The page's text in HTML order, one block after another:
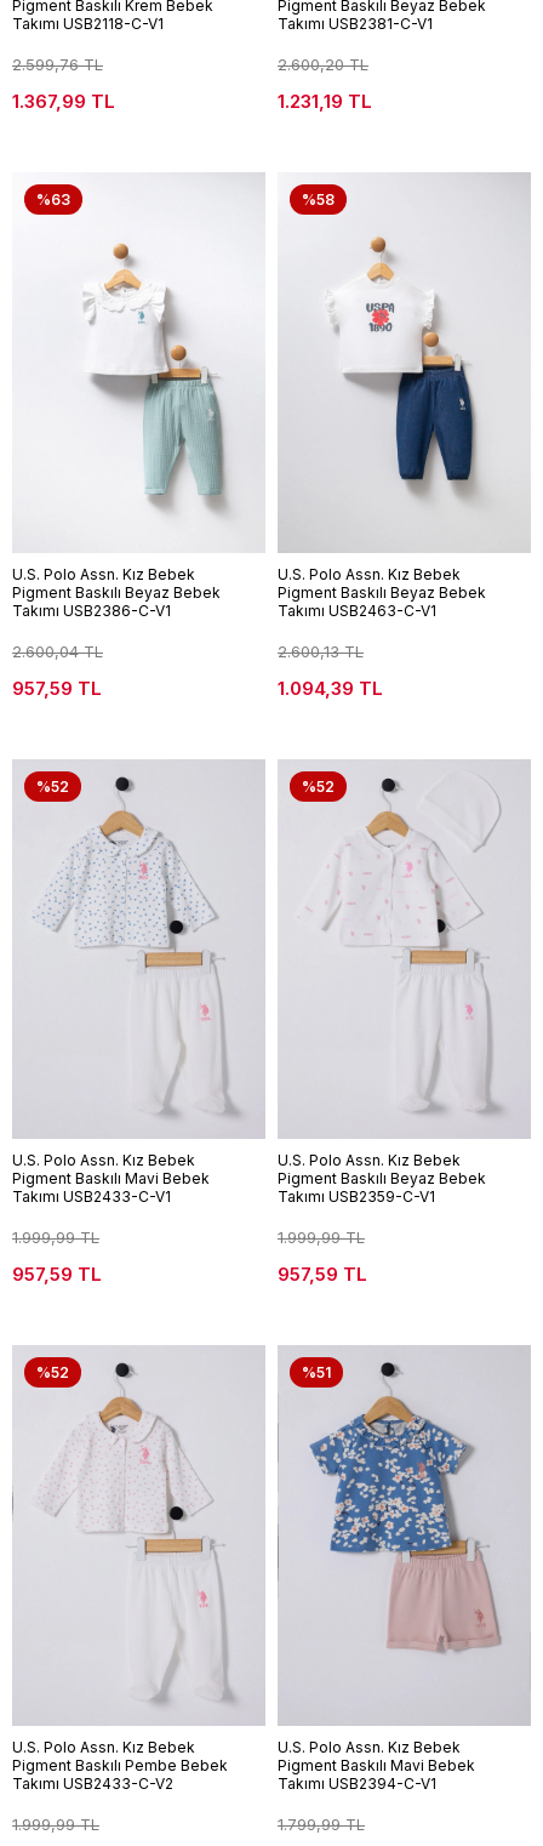
Pigment Baskılı Krem Bebek
Takımı USB2118-C-V1
2.599,76 TL
1.367,99 TL
Pigment Baskılı Beyaz Bebek
Takımı USB2381-C-V1
2.600,20 TL
1.231,19 TL
%63
U.S. Polo Assn. Kız Bebek
Pigment Baskılı Beyaz Bebek
Takımı USB2386-C-V1
2.600,04 TL
957,59 TL
%58
U.S. Polo Assn. Kız Bebek
Pigment Baskılı Beyaz Bebek
Takımı USB2463-C-V1
2.600,13 TL
1.094,39 TL
%52
U.S. Polo Assn. Kız Bebek
Pigment Baskılı Mavi Bebek
Takımı USB2433-C-V1
1.999,99 TL
957,59 TL
%52
U.S. Polo Assn. Kız Bebek
Pigment Baskılı Beyaz Bebek
Takımı USB2359-C-V1
1.999,99 TL
957,59 TL
%52
U.S. Polo Assn. Kız Bebek
Pigment Baskılı Pembe Bebek
Takımı USB2433-C-V2
1.999,99 TL
%51
U.S. Polo Assn. Kız Bebek
Pigment Baskılı Mavi Bebek
Takımı USB2394-C-V1
1.799,99 TL